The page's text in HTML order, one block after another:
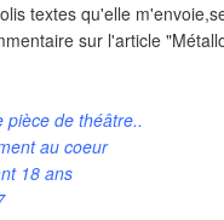
textes qu'elle
sur l'article
pièce de théâtre..
au coeur
18 ans